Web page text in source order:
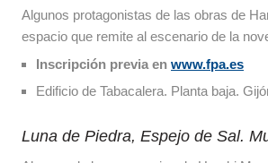
Algunos protagonistas de las obras de
espacio que remite al escenario de la
Inscripción previa en www.fpa.es
Edificio de Tabacalera. Planta baja.
Luna de Piedra, Espejo de Sal.